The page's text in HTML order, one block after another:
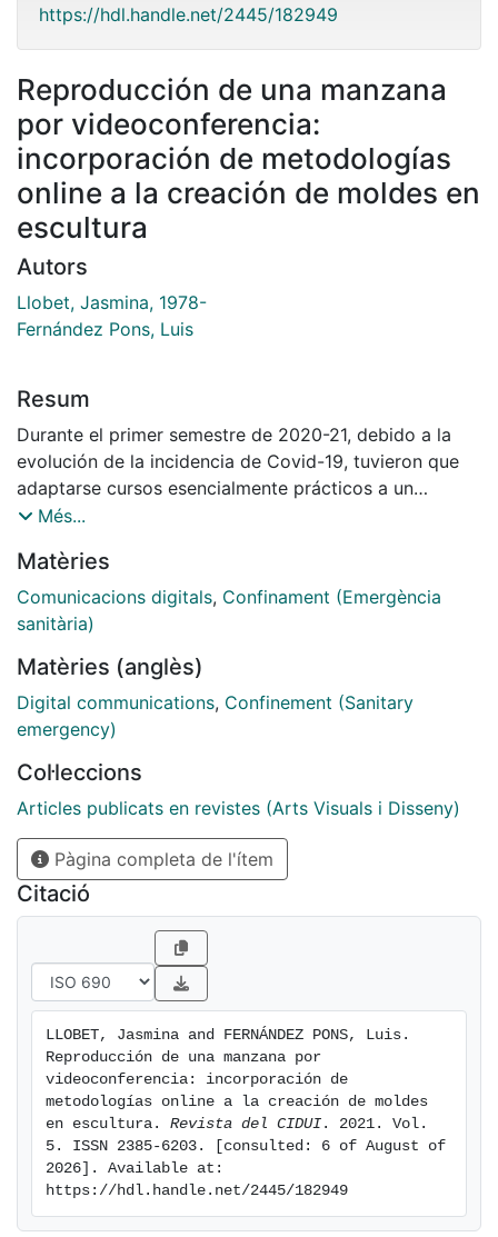
https://hdl.handle.net/2445/182949
Reproducción de una manzana
por videoconferencia:
incorporación de metodologías
online a la creación de moldes en
escultura
Autors
Llobet, Jasmina, 1978-
Fernández Pons, Luis
Resum
Durante el primer semestre de 2020-21, debido a la
evolución de la incidencia de Covid-19, tuvieron que
adaptarse cursos esencialmente prácticos a un
formato híbrido. En la asignatura 'Laboratorio de
alumnos/as aprenden las nociones básicas para
reproducir objetos tridimensionales, pero al no tener
acceso al taller de la Facultad, tuvimos que adaptarla
procedimientos comprensibles en sesiones online.
Més...
Matèries
Comunicacions digitals, Confinament (Emergència
sanitària)
Matèries (anglès)
Digital communications, Confinement (Sanitary
emergency)
Col·leccions
Articles publicats en revistes (Arts Visuals i Disseny)
Pàgina completa de l'ítem
Citació
LLOBET, Jasmina and FERNÁNDEZ PONS, Luis.
Reproducción de una manzana por
videoconferencia: incorporación de
metodologías online a la creación de moldes
en escultura. Revista del CIDUI . 2021. Vol.
5. ISSN 2385-6203. [consulted: 6 of August of
2026]. Available at:
https://hdl.handle.net/2445/182949